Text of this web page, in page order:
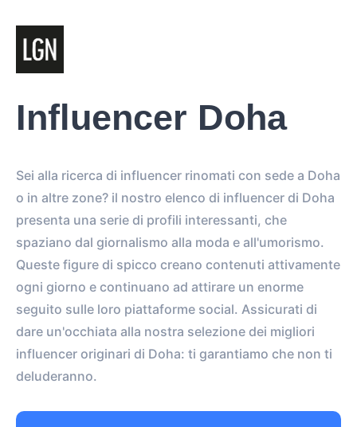
Influencer Doha
Sei alla ricerca di influencer rinomati con sede a Doha
o in altre zone? il nostro elenco di influencer di Doha
presenta una serie di profili interessanti, che
spaziano dal giornalismo alla moda e all'umorismo.
Queste figure di spicco creano contenuti attivamente
ogni giorno e continuano ad attirare un enorme
seguito sulle loro piattaforme social. Assicurati di
dare un'occhiata alla nostra selezione dei migliori
influencer originari di Doha: ti garantiamo che non ti
deluderanno.